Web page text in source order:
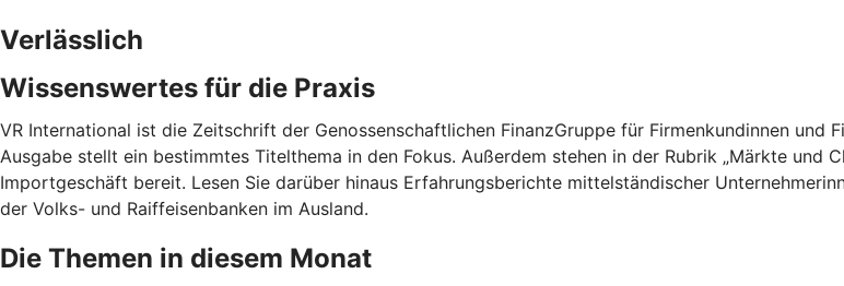
Verlässlich
Wissenswertes für die Praxis
VR International ist die Zeitschrift der Genossenschaftlichen FinanzGruppe für Firmenkundinnen und
Ausgabe stellt ein bestimmtes Titelthema in den Fokus. Außerdem stehen in der Rubrik „Märkte
Importgeschäft bereit. Lesen Sie darüber hinaus Erfahrungsberichte mittelständischer
der Volks- und Raiffeisenbanken im Ausland.
Die Themen in diesem Monat